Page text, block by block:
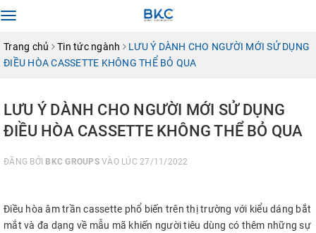
Toggle
Trang chủ
Tin tức ngành
LƯU Ý DÀNH CHO NGƯỜI MỚI SỬ DỤNG
ĐIỀU HÒA CASSETTE KHÔNG THỂ BỎ QUA
LƯU Ý DÀNH CHO NGƯỜI MỚI SỬ DỤNG
ĐIỀU HÒA CASSETTE KHÔNG THỂ BỎ QUA
ĐĂNG BỞI BKC GROUPSVÀO LÚC 27/11/2022
Điều hòa âm trần cassette phổ biến trên thị trường với kiểu dáng bắt
mắt và đa dạng về mẫu mã khiến người tiêu dùng có thêm những sự